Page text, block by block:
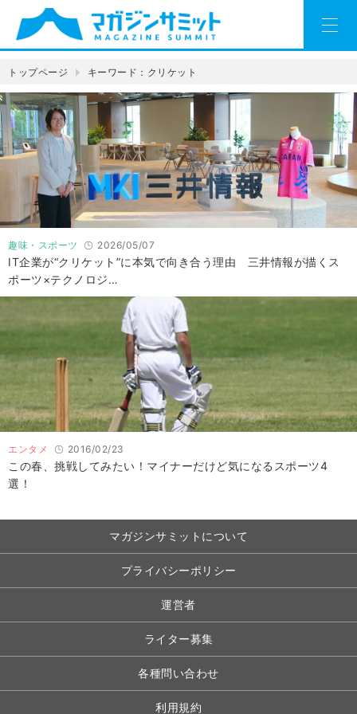
トップページ キーワード：クリケット
趣味・スポーツ 2026/05/07
IT企業が“クリケット”に本気で向き合う理由 三井情報が描くス
ポーツ×テクノロジ…
エンタメ 2016/02/23
この春、挑戦してみたい！マイナーだけど気になるスポーツ4
選！
マガジンサミットについて
プライバシーポリシー
運営者
ライター募集
各種問い合わせ
利用規約